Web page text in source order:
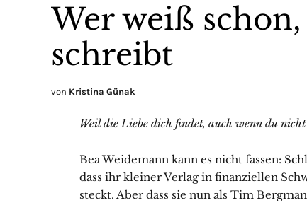
Wer weiß
schreibt
von Kristina Günak
Weil die Liebe dich findet, auch wenn du
Bea Weidemann kann es nicht fassen:
dass ihr kleiner Verlag in finanziellen
steckt. Aber dass sie nun als Tim